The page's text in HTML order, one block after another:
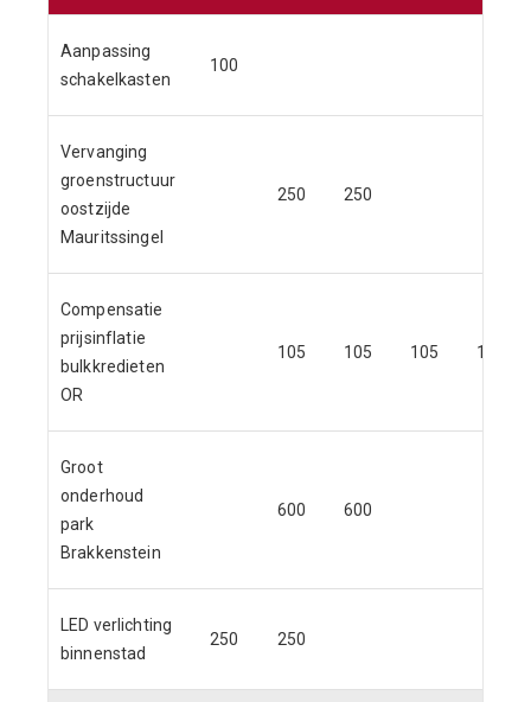
Aanpassing
schakelkasten
100
Vervanging
groenstructuur
oostzijde
Mauritssingel
250 250
Compensatie
prijsinflatie
bulkkredieten
OR
105 105 105 105
Groot
onderhoud
park
Brakkenstein
600 600
LED verlichting
binnenstad
250 250